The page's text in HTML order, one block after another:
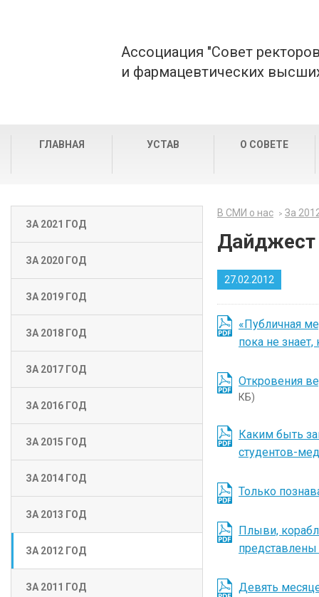
Ассоциация "Совет
и фармацевтических
ГЛАВНАЯ УСТАВ О СОВЕТЕ
ЗА 2021 ГОД
ЗА 2020 ГОД
ЗА 2019 ГОД
ЗА 2018 ГОД
ЗА 2017 ГОД
ЗА 2016 ГОД
ЗА 2015 ГОД
ЗА 2014 ГОД
ЗА 2013 ГОД
ЗА 2012 ГОД
ЗА 2011 ГОД
В СМИ о нас За
Дайджест
27.02.2012
«Публичная
пока не знает,
Откровения
КБ)
Каким быть
студентов-
Только
Плыви,
Девять